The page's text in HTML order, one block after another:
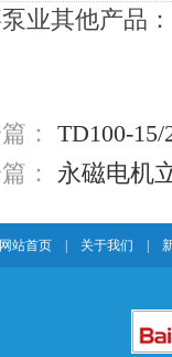
业其他产品：
： TD100-
： 永磁电机
网站首页 关于我们